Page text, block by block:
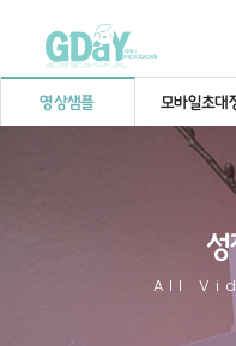
영상샘플 모바일초대
All